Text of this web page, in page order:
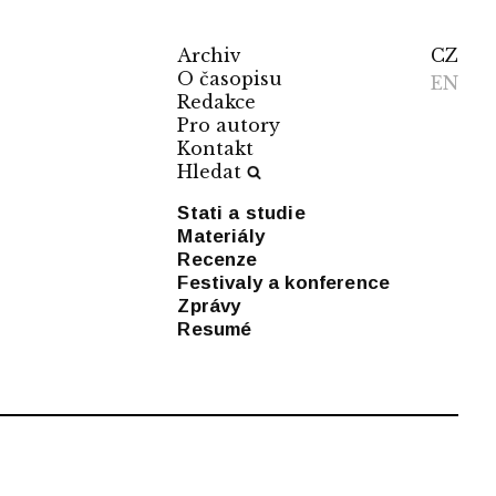
Archiv
O časopisu
Redakce
Pro autory
Kontakt
Hledat
Stati a studie
Materiály
Recenze
Festivaly a konference
Zprávy
Resumé
CZ
EN